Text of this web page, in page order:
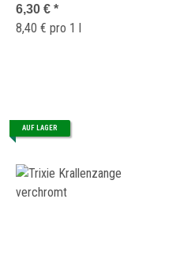
Oberflächen 750ml
6,30 € *
8,40 € pro 1 l
AUF LAGER